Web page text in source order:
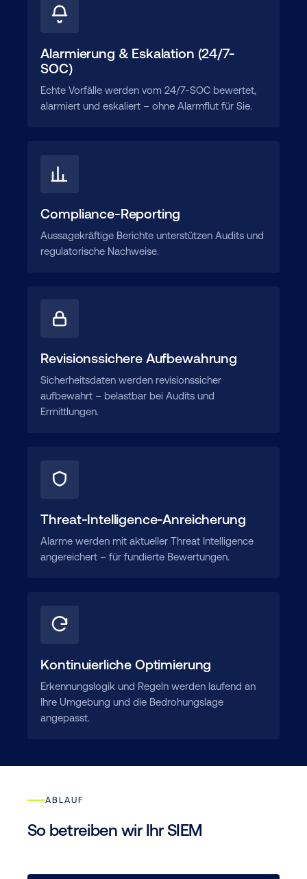
Alarmierung & Eskalation (24/7-
SOC)
Echte Vorfälle werden vom 24/7-SOC bewertet,
alarmiert und eskaliert – ohne Alarmflut für Sie.
Compliance-Reporting
Aussagekräftige Berichte unterstützen Audits und
regulatorische Nachweise.
Revisionssichere Aufbewahrung
Sicherheitsdaten werden revisionssicher
aufbewahrt – belastbar bei Audits und
Ermittlungen.
Threat-Intelligence-Anreicherung
Alarme werden mit aktueller Threat Intelligence
angereichert – für fundierte Bewertungen.
Kontinuierliche Optimierung
Erkennungslogik und Regeln werden laufend an
Ihre Umgebung und die Bedrohungslage
angepasst.
ABLAUF
So betreiben wir Ihr SIEM